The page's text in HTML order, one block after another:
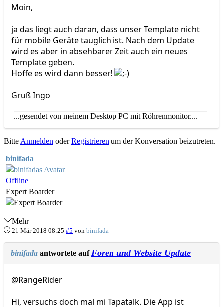
Moin,
ja das liegt auch daran, dass unser Template nicht
für mobile Geräte tauglich ist. Nach dem Update
wird es aber in absehbarer Zeit auch ein neues
Template geben.
Hoffe es wird dann besser!
Gruß Ingo
...gesendet von meinem Desktop PC mit Röhrenmonitor....
Bitte Anmelden oderRegistrieren um der Konversation beizutreten.
binifada
Offline
Expert Boarder
Mehr
21 Mär 2018 08:25 #5 von binifada
binifada antwortete aufForen und Website Update
@RangeRider
Hi, versuchs doch mal mi Tapatalk. Die App ist